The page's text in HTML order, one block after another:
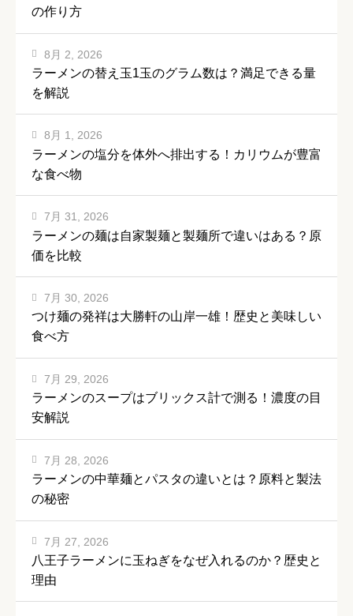
の作り方
ラーメンの替え玉1玉のグラム数は？満足できる量
を解説
8月 2, 2026
ラーメンの塩分を体外へ排出する！カリウムが豊富
な食べ物
8月 1, 2026
ラーメンの麺は自家製麺と製麺所で違いはある？原
価を比較
7月 31, 2026
つけ麺の発祥は大勝軒の山岸一雄！歴史と美味しい
食べ方
7月 30, 2026
ラーメンのスープはブリックス計で測る！濃度の目
安解説
7月 29, 2026
ラーメンの中華麺とパスタの違いとは？原料と製法
の秘密
7月 28, 2026
八王子ラーメンに玉ねぎをなぜ入れるのか？歴史と
理由
7月 27, 2026